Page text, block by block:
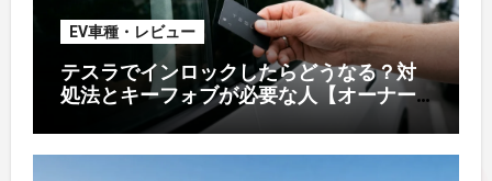
EV車種・レビュー
テスラでインロックしたらどうなる？対
処法とキーフォブが必要な人【オーナー